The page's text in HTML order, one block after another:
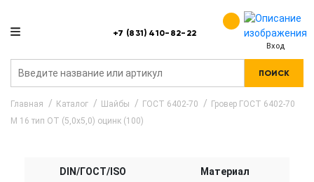
+7 (831) 410-82-22
Вход
ПОИСК
Главная Каталог Шайбы ГОСТ 6402-70
Гровер ГОСТ 6402-70
M 16 тип ОТ (5,0x5,0) оцинк (100)
DIN/ГОСТ/ISO Материал